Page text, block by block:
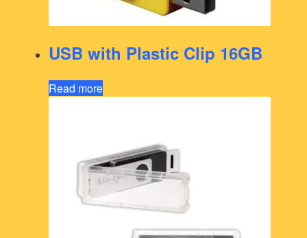
USB with Plastic Clip 16GB
Read more